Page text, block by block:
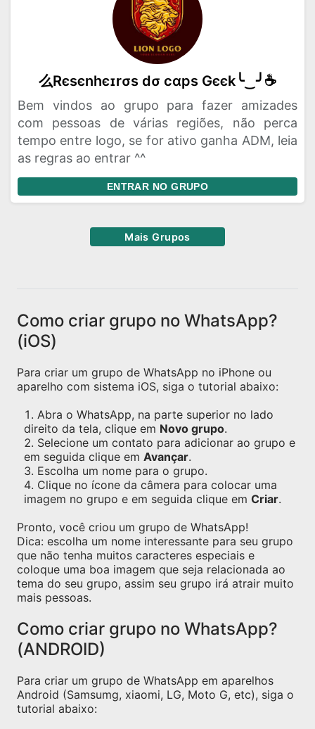
么Rєѕєnhєɪrσѕ dσ cαpѕ Gєєk╰‿╯☕
Bem vindos ao grupo para fazer amizades
com pessoas de várias regiões, não perca
tempo entre logo, se for ativo ganha ADM, leia
as regras ao entrar ^^
ENTRAR NO GRUPO
Mais Grupos
Como criar grupo no WhatsApp?
(iOS)
Para criar um grupo de WhatsApp no iPhone ou
aparelho com sistema iOS, siga o tutorial abaixo:
Abra o WhatsApp, na parte superior no lado
direito da tela, clique em Novo grupo.
Selecione um contato para adicionar ao grupo e
em seguida clique em Avançar.
Escolha um nome para o grupo.
Clique no ícone da câmera para colocar uma
imagem no grupo e em seguida clique em Criar.
Pronto, você criou um grupo de WhatsApp!
Dica: escolha um nome interessante para seu grupo
que não tenha muitos caracteres especiais e
coloque uma boa imagem que seja relacionada ao
tema do seu grupo, assim seu grupo irá atrair muito
mais pessoas.
Como criar grupo no WhatsApp?
(ANDROID)
Para criar um grupo de WhatsApp em aparelhos
Android (Samsumg, xiaomi, LG, Moto G, etc), siga o
tutorial abaixo: